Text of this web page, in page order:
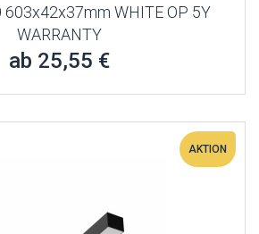
603x42x37mm WHITE OP 5Y
WARRANTY
ab 25,55 €
AKTION